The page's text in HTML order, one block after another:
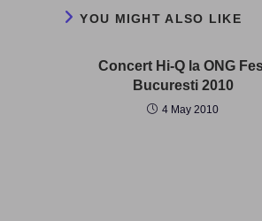
YOU MIGHT ALSO LIKE
Concert Hi-Q la ONG
Bucuresti 2010
4 May 2010